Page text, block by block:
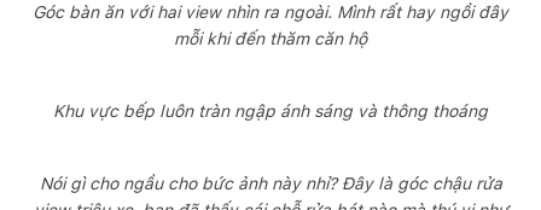
Góc bàn ăn với hai view nhìn ra ngoài. Mình rất hay ngồi đây
mỗi khi đến thăm căn hộ
Khu vực bếp luôn tràn ngập ánh sáng và thông thoáng
Nói gì cho ngầu cho bức ảnh này nhỉ? Đây là góc chậu rửa